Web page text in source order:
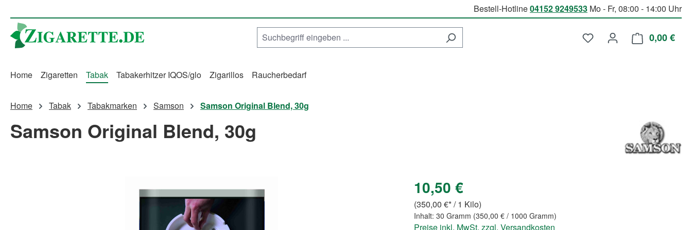
Bestell-Hotline04152 9249533 Mo - Fr, 08:00 - 14:00 Uhr
Du hast 0 Produkte auf
0,00 €
Home Zigaretten Tabak Tabakerhitzer IQOS/glo Zigarillos Raucherbedarf
Home Tabak Tabakmarken Samson Samson Original Blend, 30g
Samson Original Blend, 30g
10,50 €
(350,00 €* / 1 Kilo)
Inhalt: 30 Gramm (350,00 € / 1000 Gramm)
Preise inkl. MwSt. zzgl. Versandkosten